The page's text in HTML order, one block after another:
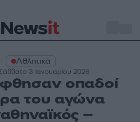
Αθλητικά
3 Ιανουαρίου 2026
οπαδοί
του αγώνα
–